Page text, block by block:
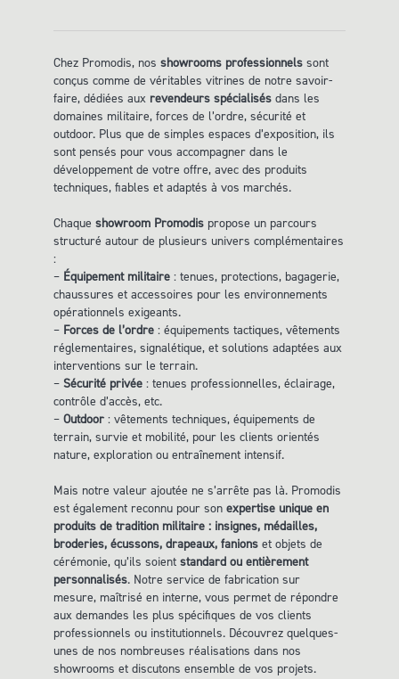
Chez Promodis, nos showrooms professionnels sont
conçus comme de véritables vitrines de notre savoir-
faire, dédiées aux revendeurs spécialisés dans les
domaines militaire, forces de l’ordre, sécurité et
outdoor. Plus que de simples espaces d’exposition, ils
sont pensés pour vous accompagner dans le
développement de votre offre, avec des produits
techniques, fiables et adaptés à vos marchés.
Chaque showroom Promodis propose un parcours
structuré autour de plusieurs univers complémentaires
:
– Équipement militaire : tenues, protections, bagagerie,
chaussures et accessoires pour les environnements
opérationnels exigeants.
– Forces de l’ordre : équipements tactiques, vêtements
réglementaires, signalétique, et solutions adaptées aux
interventions sur le terrain.
– Sécurité privée : tenues professionnelles, éclairage,
contrôle d’accès, etc.
– Outdoor : vêtements techniques, équipements de
terrain, survie et mobilité, pour les clients orientés
nature, exploration ou entraînement intensif.
Mais notre valeur ajoutée ne s’arrête pas là. Promodis
est également reconnu pour son expertise unique en
produits de tradition militaire : insignes, médailles,
broderies, écussons, drapeaux, fanions et objets de
cérémonie, qu’ils soient standard ou entièrement
personnalisés. Notre service de fabrication sur
mesure, maîtrisé en interne, vous permet de répondre
aux demandes les plus spécifiques de vos clients
professionnels ou institutionnels. Découvrez quelques-
unes de nos nombreuses réalisations dans nos
showrooms et discutons ensemble de vos projets.